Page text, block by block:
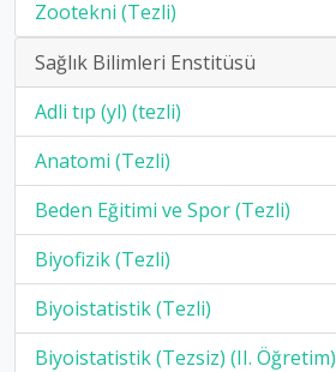
Zootekni (Tezli)
Sağlık Bilimleri Enstitüsü
Adli tıp (yl) (tezli)
Anatomi (Tezli)
Beden Eğitimi ve Spor (Tezli)
Biyofizik (Tezli)
Biyoistatistik (Tezli)
Biyoistatistik (Tezsiz) (II. Öğretim)